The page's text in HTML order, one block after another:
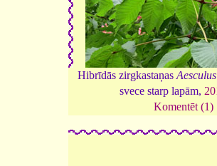
Hibrīdās zirgkastaņas
svece starp lapām,
Komentēt (1)